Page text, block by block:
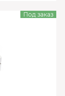
Под заказ